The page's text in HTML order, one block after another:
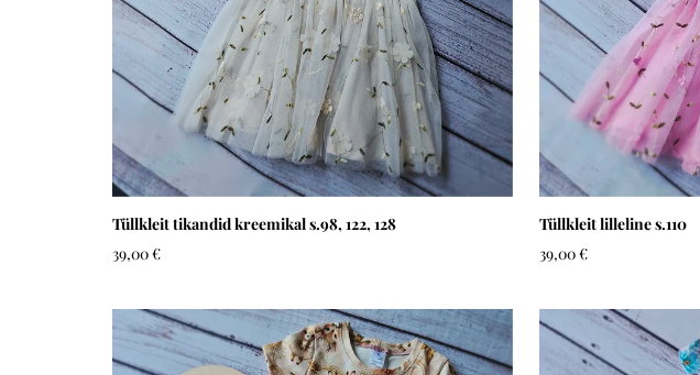
Tüllkleit tikandid kreemikal s.98, 122, 128
39,00 €
Tüllkleit lilleline s.110
39,00 €